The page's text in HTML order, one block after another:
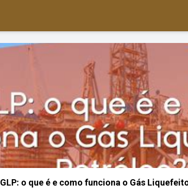
GLP: o que é e como funciona o Gás